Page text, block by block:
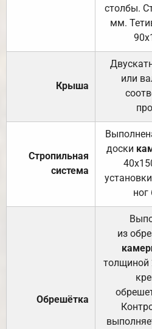
столбы.
мм.
Крыша
или
Стропильная
система
доски
Обрешётка
из